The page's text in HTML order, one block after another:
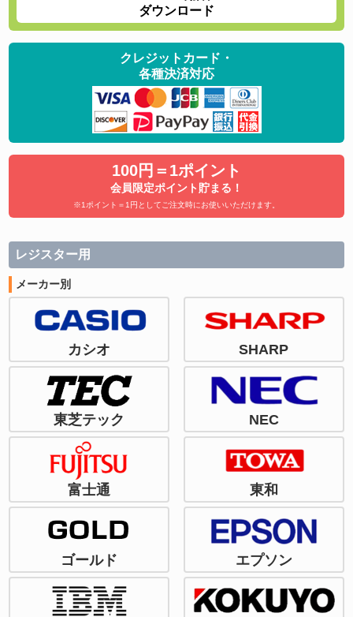
ダウンロード
クレジットカード・
各種決済対応
100円＝1ポイント
会員限定ポイント貯まる！
※1ポイント＝1円としてご注文時にお使いいただけます。
レジスター用
メーカー別
カシオ SHARP
東芝テック NEC
富士通 東和
ゴールド エプソン